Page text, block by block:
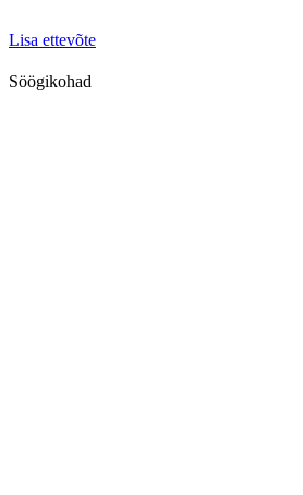
Lisa ettevõte
Söögikohad